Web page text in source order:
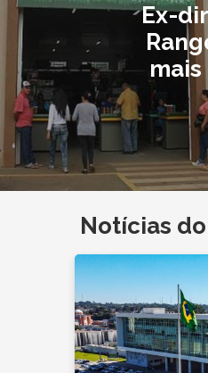
Ex-
mais
Notícias